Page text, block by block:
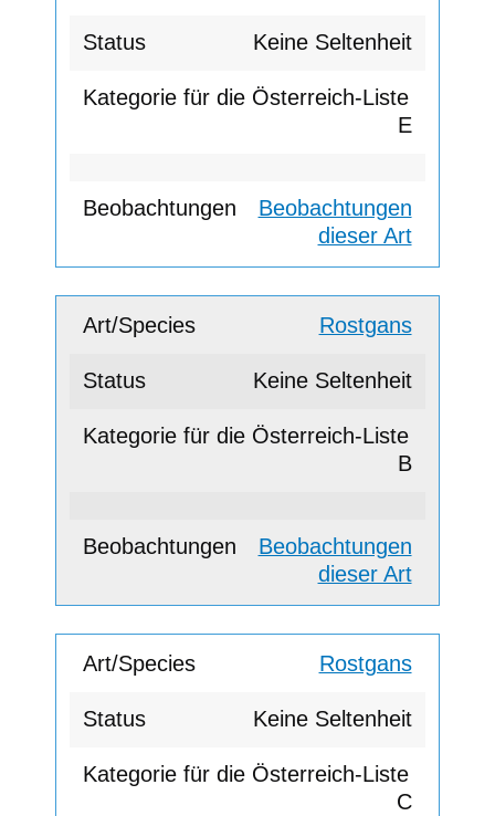
Keine Seltenheit
E
Beobachtungen
dieser Art
Rostgans
Keine Seltenheit
B
Beobachtungen
dieser Art
Rostgans
Keine Seltenheit
C